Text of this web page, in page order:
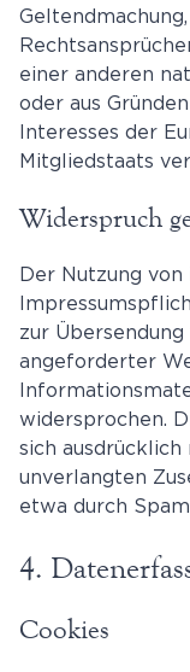
einer anderen
oder aus
Interesses der
Mitgliedstaats
Widerspruch
Der Nutzung
zur
angeforderter
widersprochen.
sich
unverlangten
etwa durch
4.
Cookies